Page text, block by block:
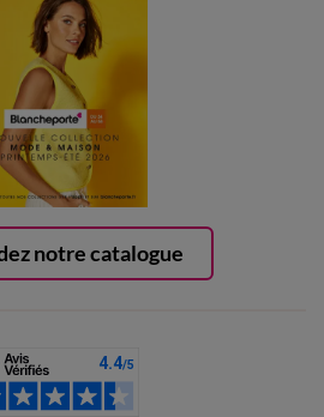
notre catalogue